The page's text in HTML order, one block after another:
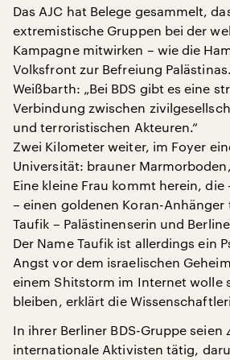
Das AJC hat Belege gesammelt,
extremistische Gruppen bei der
Kampagne mitwirken – wie die
Volksfront zur Befreiung Palästinas.
Weißbarth: „Bei BDS gibt es eine
Verbindung zwischen
und terroristischen Akteuren.“
Zwei Kilometer weiter, im Foyer
Universität: brauner
Eine kleine Frau kommt herein, die
– einen goldenen Koran-
Taufik – Palästinenserin und
Der Name Taufik ist allerdings ein
Angst vor dem israelischen
einem Shitstorm im Internet wolle
bleiben, erklärt die
In ihrer Berliner BDS-Gruppe seien
internationale Aktivisten tätig,